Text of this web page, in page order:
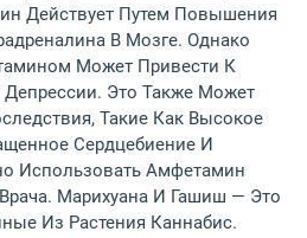
Действует Путем Повышения
В Мозге. Однако
Может Привести К
Депрессии. Это Также Может
Такие Как Высокое
Сердцебиение И
Использовать Амфетамин
Марихуана И Гашиш — Это
Из Растения Каннабис.